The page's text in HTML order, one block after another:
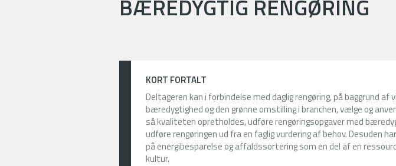
BÆREDYGTIG RENGØRING
KORT FORTALT
Deltageren kan i forbindelse med daglig rengøring, på baggrund af
bæredygtighed og den grønne omstilling i branchen, vælge og
så kvaliteten opretholdes, udføre rengøringsopgaver med
udføre rengøringen ud fra en faglig vurdering af behov. Desuden
på energibesparelse og affaldssortering som en del af en
kultur.